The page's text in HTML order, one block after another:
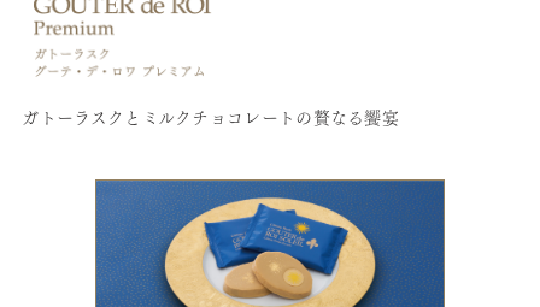
ガトーラスクとミルクチョコレートの贅なる饗宴